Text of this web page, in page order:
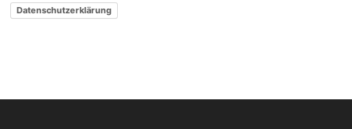
Datenschutzerklärung